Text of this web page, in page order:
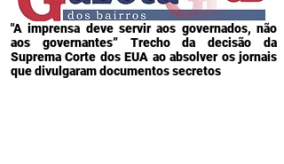
"A imprensa deve servir aos governados, não
aos governantes” Trecho da decisão da
Suprema Corte dos EUA ao absolver os jornais
que divulgaram documentos secretos